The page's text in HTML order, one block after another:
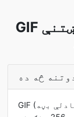
GIF د تبادلې په اړه پوښتنې
GIF (د ګرافیک تبادلې بڼه) د بټ میپ انځور